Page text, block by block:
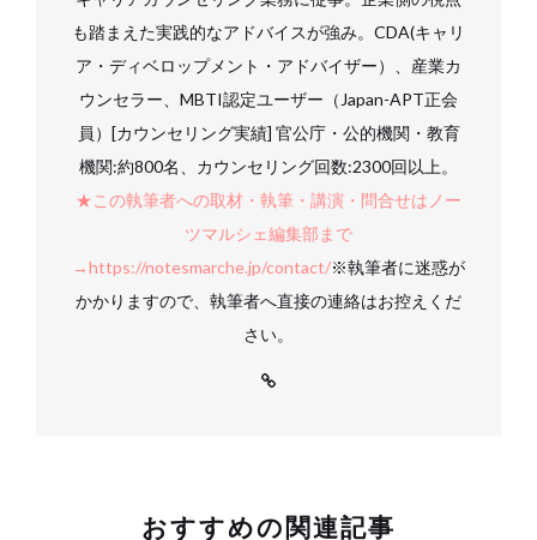
も踏まえた実践的なアドバイスが強み。CDA(キャリ
ア・ディベロップメント・アドバイザー）、産業カ
ウンセラー、MBTI認定ユーザー（Japan-APT正会
員）[カウンセリング実績] 官公庁・公的機関・教育
機関:約800名、カウンセリング回数:2300回以上。
★この執筆者への取材・執筆・講演・問合せはノー
ツマルシェ編集部まで
→https://notesmarche.jp/contact/※執筆者に迷惑が
かかりますので、執筆者へ直接の連絡はお控えくだ
さい。
おすすめの関連記事